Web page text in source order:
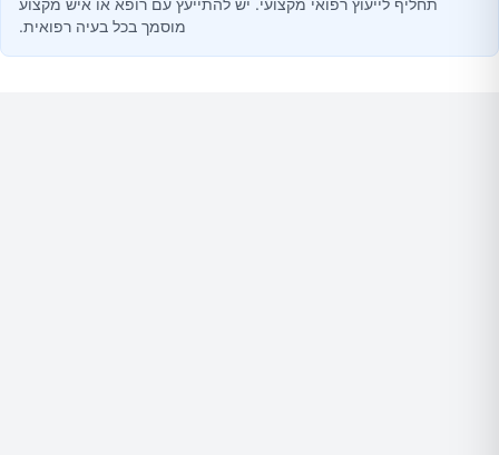
תחליף לייעוץ רפואי מקצועי. יש להתייעץ עם רופא או איש מקצוע
מוסמך בכל בעיה רפואית.